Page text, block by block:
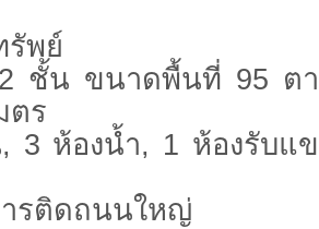
รัพย์
ชั้น ขนาดพื้นที่ 95 ตา
ตร
3 ห้องน้ำ, 1 ห้องรับแ
รติดถนนใหญ่